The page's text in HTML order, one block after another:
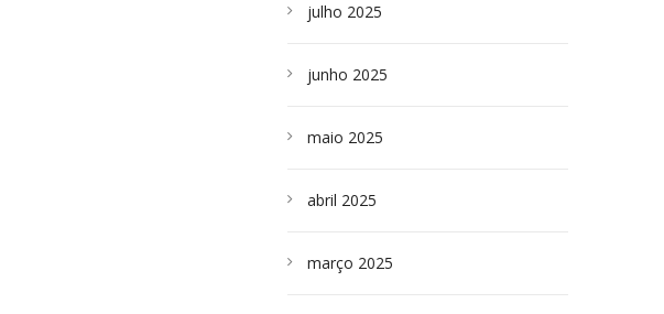
julho 2025
junho 2025
maio 2025
abril 2025
março 2025